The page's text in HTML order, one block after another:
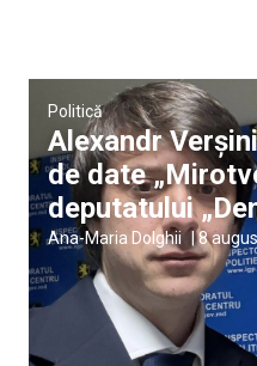
Politică
Alexandr
de date
deputatului
Ana-Maria Dolghii 8